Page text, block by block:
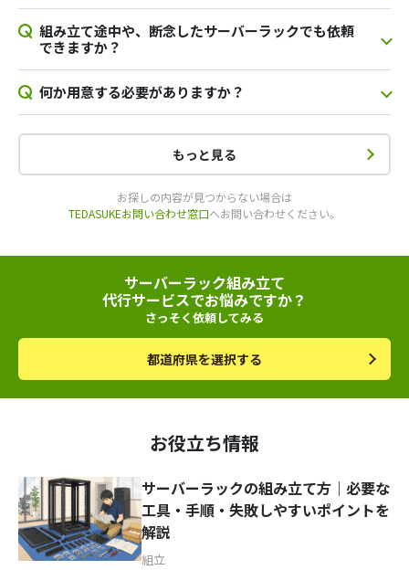
組み立て途中や、断念したサーバーラックでも依頼
できますか？
何か用意する必要がありますか？
もっと見る
お探しの内容が見つからない場合は
TEDASUKEお問い合わせ窓口へお問い合わせください。
サーバーラック組み立て
代行サービスでお悩みですか？
さっそく依頼してみる
都道府県を選択する
お役立ち情報
サーバーラックの組み立て方｜必要な
工具・手順・失敗しやすいポイントを
解説
組立